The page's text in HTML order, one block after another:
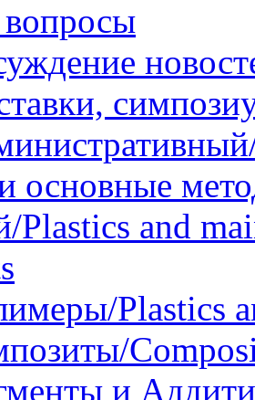
основные
Plastics and
Plastics
и